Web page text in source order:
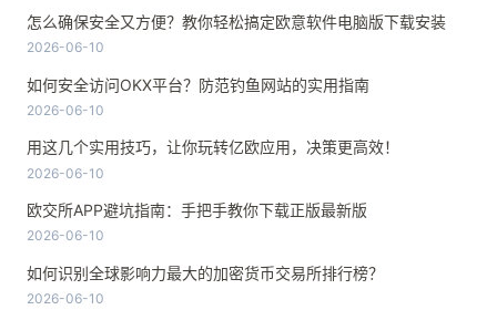
怎么确保安全又方便？教你轻松搞定欧意软件电脑版下载安装
2026-06-10
如何安全访问OKX平台？防范钓鱼网站的实用指南
2026-06-10
用这几个实用技巧，让你玩转亿欧应用，决策更高效！
2026-06-10
欧交所APP避坑指南：手把手教你下载正版最新版
2026-06-10
如何识别全球影响力最大的加密货币交易所排行榜？
2026-06-10